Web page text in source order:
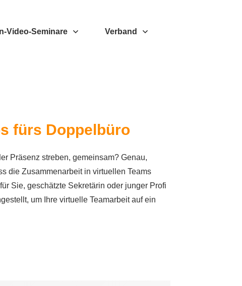
Video-Seminare Verband
fürs Doppelbüro
Präsenz streben, gemeinsam? Genau,
die Zusammenarbeit in virtuellen Teams
Sie, geschätzte Sekretärin oder junger Profi
um Ihre virtuelle Teamarbeit auf ein